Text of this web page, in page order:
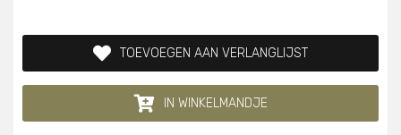
TOEVOEGEN AAN VERLANGLIJST
IN WINKELMANDJE